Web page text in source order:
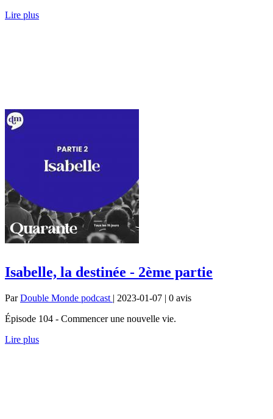
Lire plus
Isabelle, la destinée - 2ème partie
ParDouble Monde podcast | 2023-01-07 | 0 avis
Épisode 104 - Commencer une nouvelle vie.
Lire plus